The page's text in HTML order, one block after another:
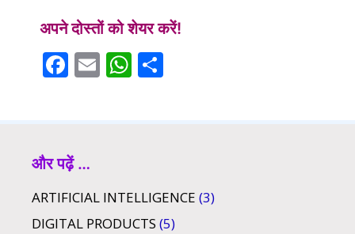
अपने दोस्तों को शेयर करें!
F
o
o
k
E W
p
p
और पढ़ें …
ARTIFICIAL INTELLIGENCE (3)
DIGITAL PRODUCTS (5)